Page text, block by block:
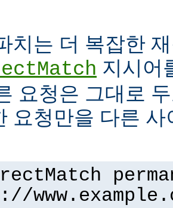
치는 더 복잡한
지시어
요청은 그대로
요청만을 다른